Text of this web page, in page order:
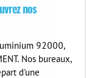
nos
92000,
Nos bureaux,
d'une